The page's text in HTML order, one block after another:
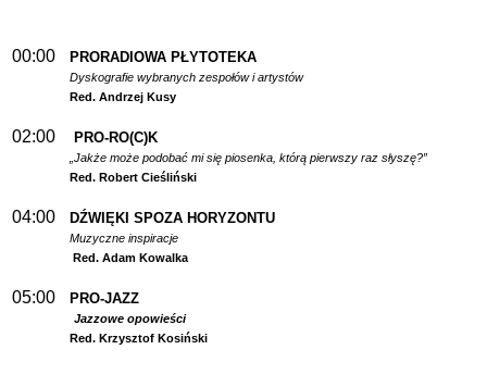
00:00 PRORADIOWA PŁYTOTEKA
Dyskografie wybranych zespołów i artystów
Red. Andrzej Kusy
02:00 PRO-RO(C)K
„Jakże może podobać mi się piosenka, którą pierwszy raz słyszę?”
Red. Robert Cieśliński
04:00 DŹWIĘKI SPOZA HORYZONTU
Muzyczne inspiracje
Red. Adam Kowalka
05:00 PRO-JAZZ
Jazzowe opowieści
Red. Krzysztof Kosiński